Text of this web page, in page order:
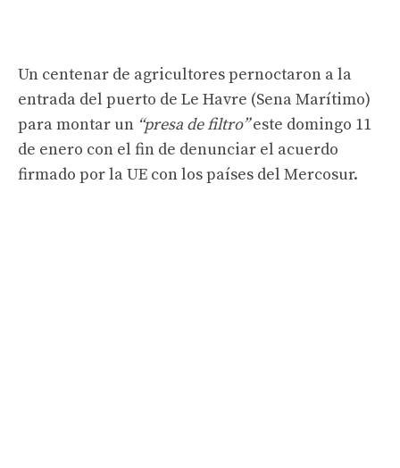
Un centenar de agricultores pernoctaron a la
entrada del puerto de Le Havre (Sena Marítimo)
para montar un “presa de filtro”este domingo 11
de enero con el fin de denunciar el acuerdo
firmado por la UE con los países del Mercosur.